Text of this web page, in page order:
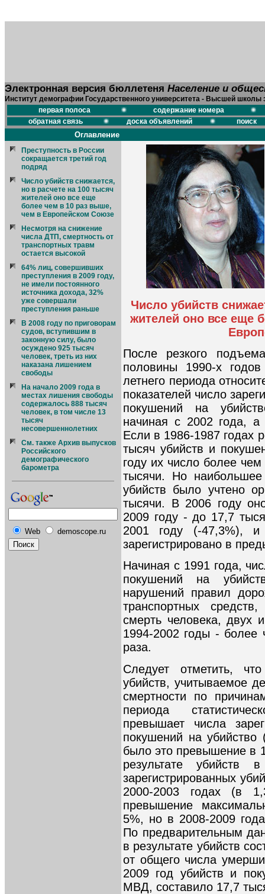
Электронная версия бюллетеня Население и
Институт демографии Государственного университета - Высшей школы
первая полоса
содержание номера
обратная связь
доска объявлений поиск
Оглавление
Преступность в России
сокращается третий год
подряд
Число убийств снижается,
но в расчете на 100 тысяч
жителей оно все еще
более чем в 10 раз выше,
чем в Европейском Союзе
Несмотря на снижение
числа ДТП, смертность от
транспортных травм
остается высокой
64% лиц, совершивших
преступления в 2009 году,
не имели постоянного
источника дохода, 32%
уже совершали
преступления раньше
В 2008 году по приговорам
судов, вступившим в
законную силу, было
осуждено 925 тысяч
человек, треть из них
наказана лишением
свободы
На начало 2009 года в
местах лишения свободы
содержалось 888 тысяч
человек, в том числе 13
тысяч
несовершеннолетних
См. также Архив выпусков
Российского
демографического
барометра
Web demoscope.ru
Число убийств
жителей оно все еще
После резкого
половины 1990-х
летнего периода
показателей число
покушений на
начиная с 2002 года,
Если в 1986-1987 годах
тысяч убийств и
году их число более
тысячи. Но
убийств было учтено
тысячи. В 2006 году
2009 году - до 17,7
2001 году (-47,3%),
зарегистрировано в
Начиная с 1991 года,
покушений на
нарушений правил
транспортных
смерть человека,
1994-2002 годы -
раза.
Следует отметить,
убийств, учитываемое
смертности по
периода
превышает числа
покушений на
было это превышение в
результате
зарегистрированных
2000-2003 годах (в
превышение
5%, но в 2008-2009
По предварительным
в результате убийств
от общего числа
2009 год убийств и
МВД, составило 17,7